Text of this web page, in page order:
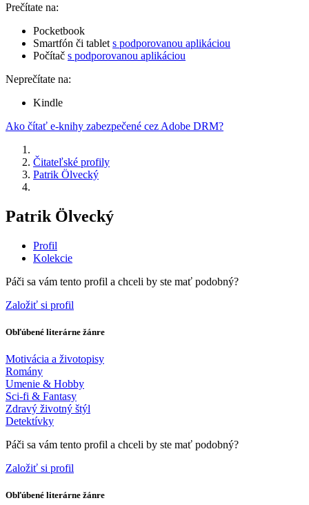
Prečítate na:
Pocketbook
Smartfón či tablet s podporovanou aplikáciou
Počítač s podporovanou aplikáciou
Neprečítate na:
Kindle
Ako čítať e-knihy zabezpečené cez Adobe DRM?
Čitateľské profily
Patrik Ölvecký
Patrik Ölvecký
Profil
Kolekcie
Páči sa vám tento profil a chceli by ste mať podobný?
Založiť si profil
Obľúbené literárne žánre
Motivácia a životopisy
Romány
Umenie & Hobby
Sci-fi & Fantasy
Zdravý životný štýl
Detektívky
Páči sa vám tento profil a chceli by ste mať podobný?
Založiť si profil
Obľúbené literárne žánre